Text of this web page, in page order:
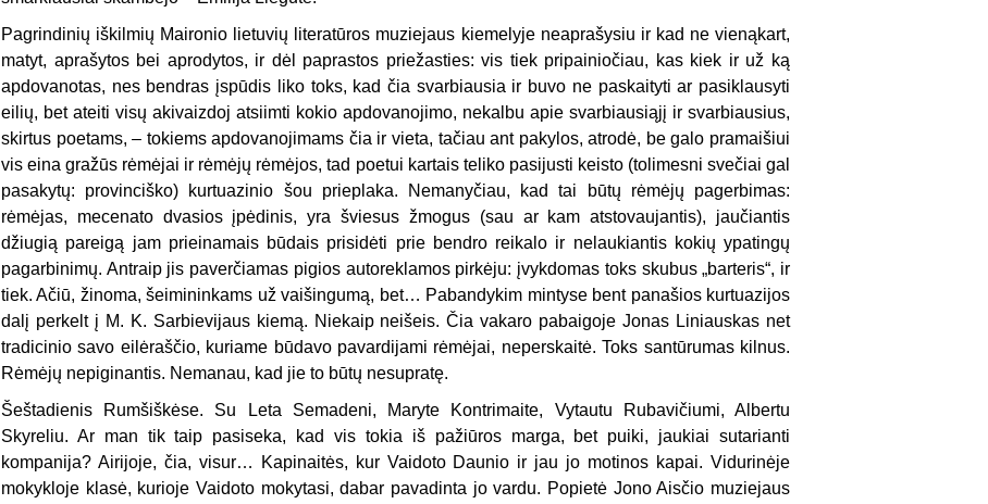
Pagrindinių iškilmių Maironio lietuvių literatūros muziejaus kiemelyje neaprašysiu ir kad ne vienąkart,
matyt, aprašytos bei aprodytos, ir dėl paprastos priežasties: vis tiek pripainiočiau, kas kiek ir už ką
apdovanotas, nes bendras įspūdis liko toks, kad čia svarbiausia ir buvo ne paskaityti ar pasiklausyti
eilių, bet ateiti visų akivaizdoj atsiimti kokio apdovanojimo, nekalbu apie svarbiausiąjį ir svarbiausius,
skirtus poetams, – tokiems apdovanojimams čia ir vieta, tačiau ant pakylos, atrodė, be galo pramaišiui
vis eina gražūs rėmėjai ir rėmėjų rėmėjos, tad poetui kartais teliko pasijusti keisto (tolimesni svečiai gal
pasakytų: provinciško) kurtuazinio šou prieplaka. Nemanyčiau, kad tai būtų rėmėjų pagerbimas:
rėmėjas, mecenato dvasios įpėdinis, yra šviesus žmogus (sau ar kam atstovaujantis), jaučiantis
džiugią pareigą jam prieinamais būdais prisidėti prie bendro reikalo ir nelaukiantis kokių ypatingų
pagarbinimų. Antraip jis paverčiamas pigios autoreklamos pirkėju: įvykdomas toks skubus „barteris“, ir
tiek. Ačiū, žinoma, šeimininkams už vaišingumą, bet… Pabandykim mintyse bent panašios kurtuazijos
dalį perkelt į M. K. Sarbievijaus kiemą. Niekaip neišeis. Čia vakaro pabaigoje Jonas Liniauskas net
tradicinio savo eilėraščio, kuriame būdavo pavardijami rėmėjai, neperskaitė. Toks santūrumas kilnus.
Rėmėjų nepiginantis. Nemanau, kad jie to būtų nesupratę.
Šeštadienis Rumšiškėse. Su Leta Semadeni, Maryte Kontrimaite, Vytautu Rubavičiumi, Albertu
Skyreliu. Ar man tik taip pasiseka, kad vis tokia iš pažiūros marga, bet puiki, jaukiai sutarianti
kompanija? Airijoje, čia, visur… Kapinaitės, kur Vaidoto Daunio ir jau jo motinos kapai. Vidurinėje
mokykloje klasė, kurioje Vaidoto mokytasi, dabar pavadinta jo vardu. Popietė Jono Aisčio muziejaus